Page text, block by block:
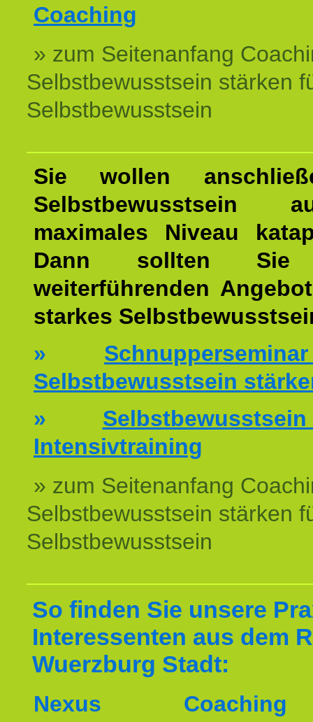
Coaching
» zum Seitenanfang
Selbstbewusstsein stärken
Selbstbewusstsein
Sie wollen
Selbstbewusstsein
maximales Niveau
Dann sollten Sie
weiterführenden
starkes
»
Selbstbewusstsein
»
Intensivtraining
» zum Seitenanfang
Selbstbewusstsein stärken
Selbstbewusstsein
So finden Sie unsere
Interessenten aus dem
Wuerzburg Stadt:
Nexus